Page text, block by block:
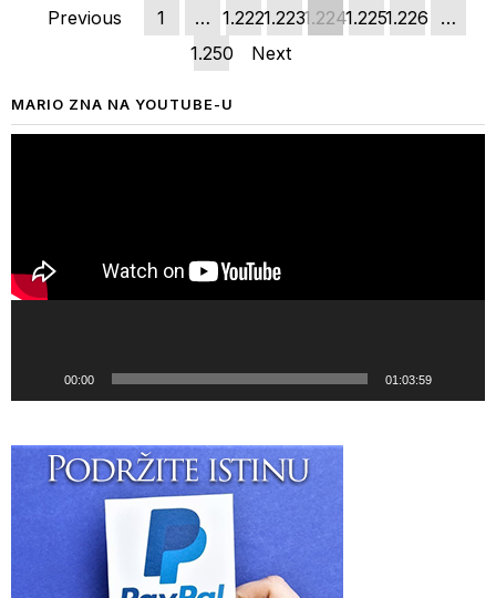
Previous 1 … 1.2221.2231.2241.2251.226
…
1.250
Next
MARIO ZNA NA YOUTUBE-U
00:00 01:03:59